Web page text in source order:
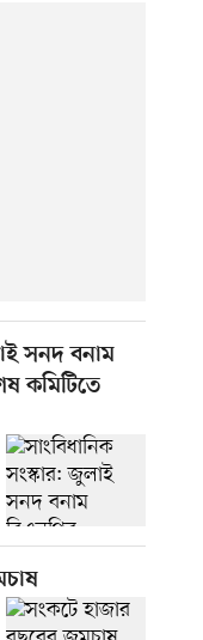
সনদ বনাম
কমিটিতে